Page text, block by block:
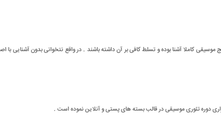
کاملا آشنا بوده و تسلط کافی بر آن داشته باشند . در واقع نتخوانی بدون آشنایی
دوره تئوری موسیقی در قالب بسته های پستی و آنلاین نموده است .